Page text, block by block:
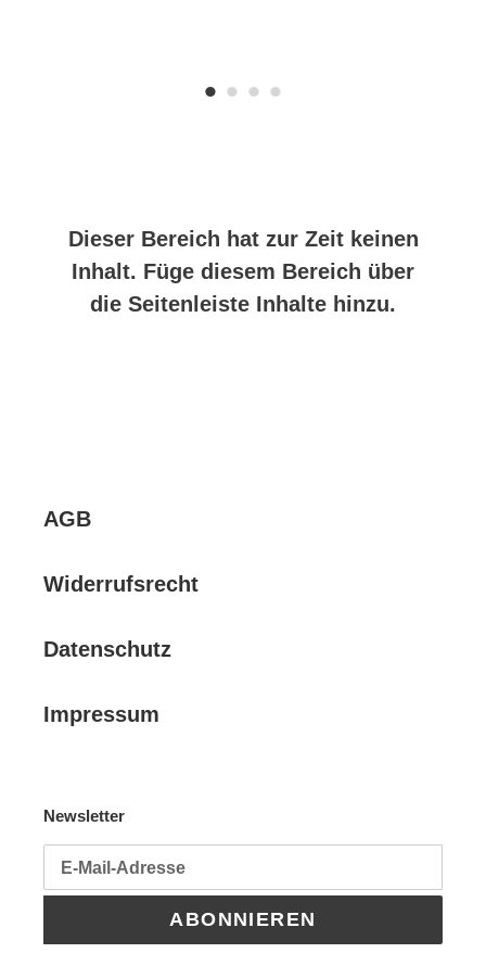
Dieser Bereich hat zur Zeit keinen
Inhalt. Füge diesem Bereich über
die Seitenleiste Inhalte hinzu.
AGB
Widerrufsrecht
Datenschutz
Impressum
Newsletter
ABONNIEREN